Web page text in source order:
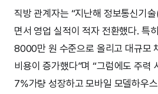
직방 관계자는 “지난해 정보통신기
면서 영업 실적이 적자 전환했다. 특
8000만 원 수준으로 올리고 대규모
비용이 증가했다”며 “그럼에도 주력
7%가량 성장하고 모바일 모델하우